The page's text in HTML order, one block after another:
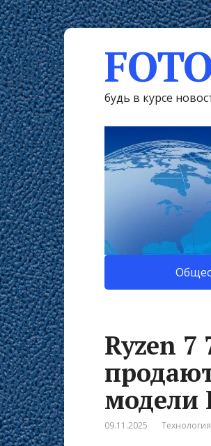
будь в курсе
Ryzen 7
модели
09.11.2025 Технология